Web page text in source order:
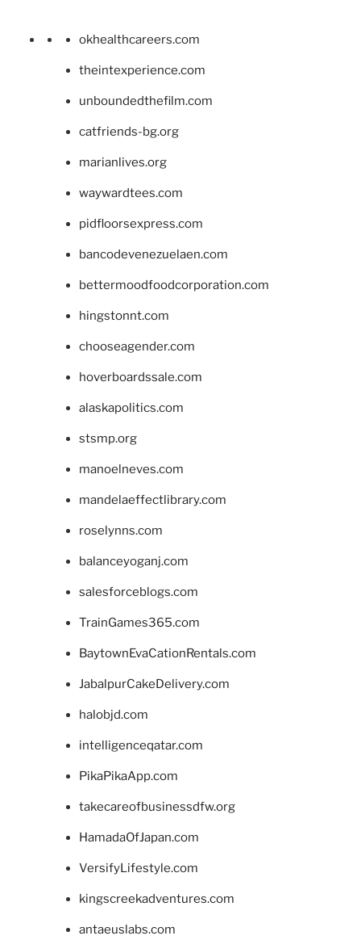
okhealthcareers.com
theintexperience.com
unboundedthefilm.com
catfriends-bg.org
marianlives.org
waywardtees.com
pidfloorsexpress.com
bancodevenezuelaen.com
bettermoodfoodcorporation.com
hingstonnt.com
chooseagender.com
hoverboardssale.com
alaskapolitics.com
stsmp.org
manoelneves.com
mandelaeffectlibrary.com
roselynns.com
balanceyoganj.com
salesforceblogs.com
TrainGames365.com
BaytownEvaCationRentals.com
JabalpurCakeDelivery.com
halobjd.com
intelligenceqatar.com
PikaPikaApp.com
takecareofbusinessdfw.org
HamadaOfJapan.com
VersifyLifestyle.com
kingscreekadventures.com
antaeuslabs.com